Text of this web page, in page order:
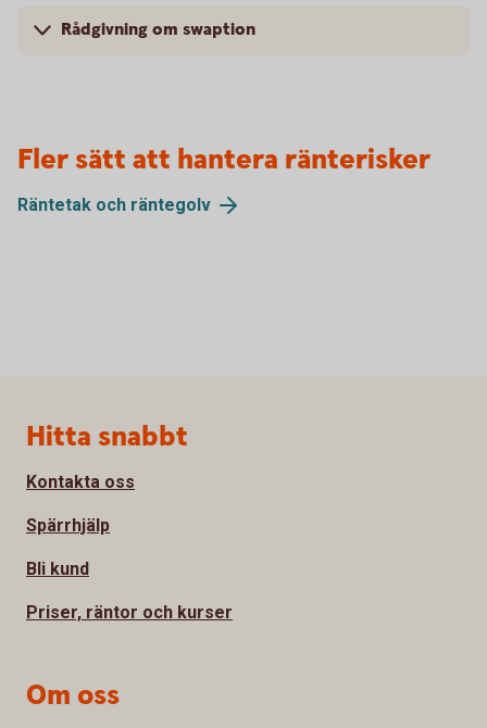
Rådgivning om swaption
Fler sätt att hantera ränterisker
Räntetak och räntegolv
Sidfot
Hitta snabbt
Kontakta oss
Spärrhjälp
Bli kund
Priser, räntor och kurser
Om oss